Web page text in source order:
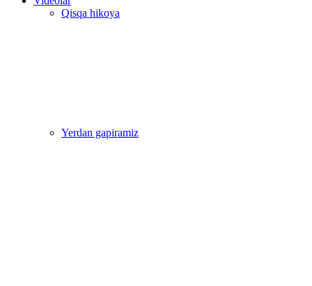
Qisqa hikoya
Yerdan gapiramiz